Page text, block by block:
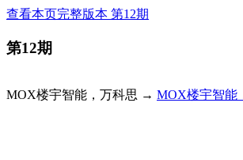
查看本页完整版本 第12期
第12期
MOX楼宇智能，万科思 → MOX楼宇智能